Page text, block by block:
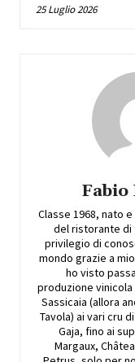
25 Luglio 2026
Classe 1968, nato
del ristorante di
privilegio di
mondo grazie a
ho visto
produzione
Sassicaia (allora
Tavola) ai vari cru
Gaja, fino ai
Margaux,